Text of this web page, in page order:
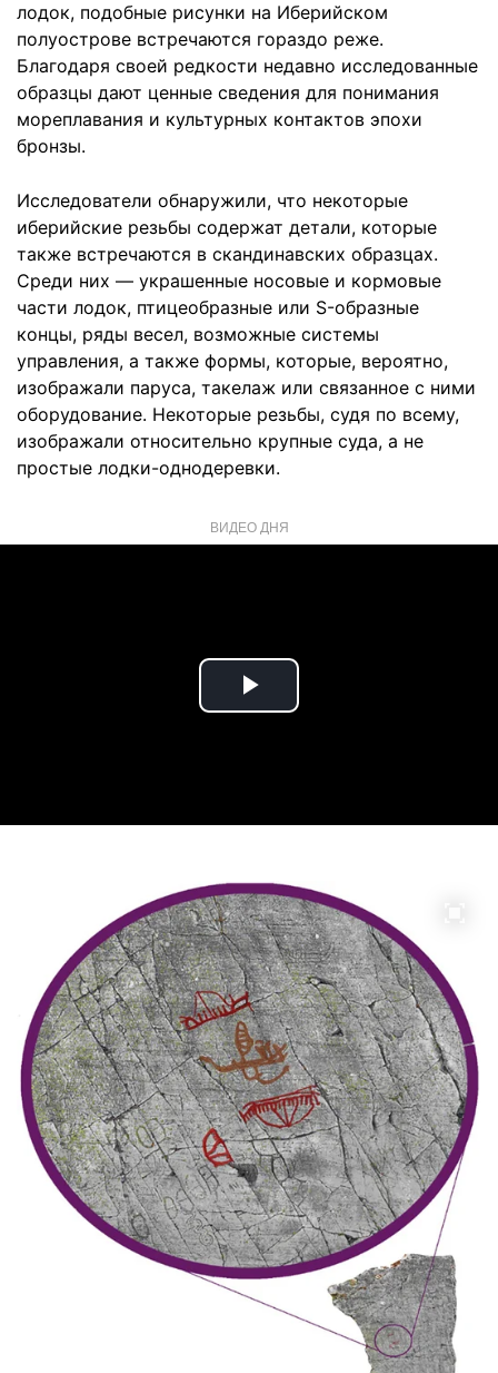
лодок, подобные рисунки на Иберийском
полуострове встречаются гораздо реже.
Благодаря своей редкости недавно исследованные
образцы дают ценные сведения для понимания
мореплавания и культурных контактов эпохи
бронзы.
Исследователи обнаружили, что некоторые
иберийские резьбы содержат детали, которые
также встречаются в скандинавских образцах.
Среди них — украшенные носовые и кормовые
части лодок, птицеобразные или S-образные
концы, ряды весел, возможные системы
управления, а также формы, которые, вероятно,
изображали паруса, такелаж или связанное с ними
оборудование. Некоторые резьбы, судя по всему,
изображали относительно крупные суда, а не
простые лодки-однодеревки.
ВИДЕО ДНЯ
Play